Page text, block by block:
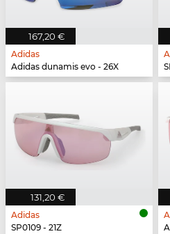
167,20 €
Adidas
Adidas dunamis evo - 26X
131,20 €
Adidas
SP0109 - 21Z